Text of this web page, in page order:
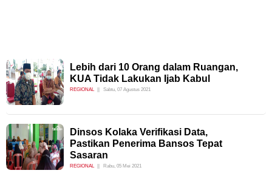
Lebih dari 10 Orang dalam Ruangan,
KUA Tidak Lakukan Ijab Kabul
REGIONAL Sabtu, 07 Agustus 2021
Dinsos Kolaka Verifikasi Data,
Pastikan Penerima Bansos Tepat
Sasaran
REGIONAL Rabu, 05 Mei 2021